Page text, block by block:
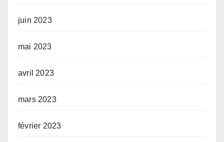
juin 2023
mai 2023
avril 2023
mars 2023
février 2023